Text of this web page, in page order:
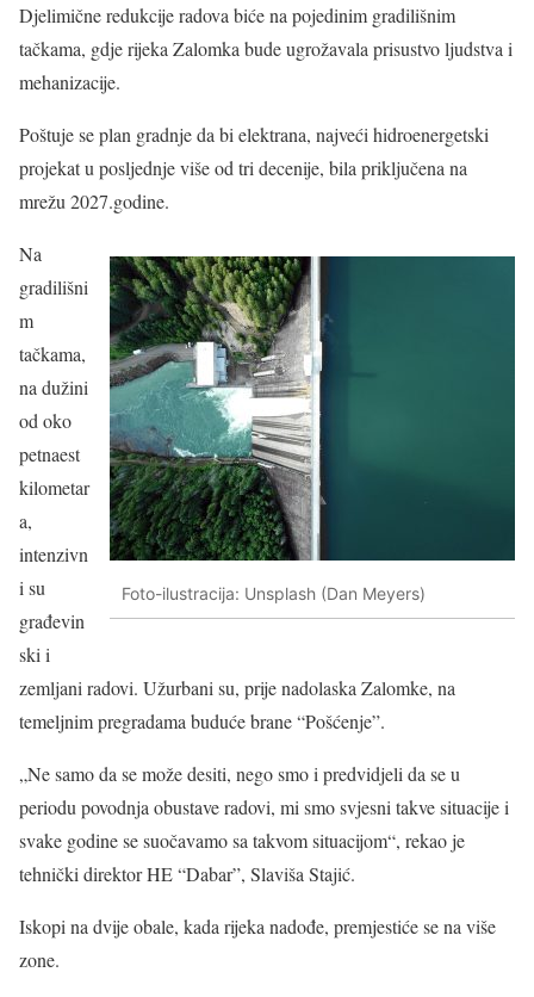
Djelimične redukcije radova biće na pojedinim gradilišnim
tačkama, gdje rijeka Zalomka bude ugrožavala prisustvo ljudstva i
mehanizacije.
Poštuje se plan gradnje da bi elektrana, najveći hidroenergetski
projekat u posljednje više od tri decenije, bila priključena na
mrežu 2027.godine.
Foto-ilustracija: Unsplash (Dan Meyers)
Na
gradilišni
m
tačkama,
na dužini
od oko
petnaest
kilometar
a,
intenzivn
i su
građevin
ski i
zemljani radovi. Užurbani su, prije nadolaska Zalomke, na
temeljnim pregradama buduće brane “Pošćenje”.
„Ne samo da se može desiti, nego smo i predvidjeli da se u
periodu povodnja obustave radovi, mi smo svjesni takve situacije i
svake godine se suočavamo sa takvom situacijom“, rekao je
tehnički direktor HE “Dabar”, Slaviša Stajić.
Iskopi na dvije obale, kada rijeka nadođe, premjestiće se na više
zone.